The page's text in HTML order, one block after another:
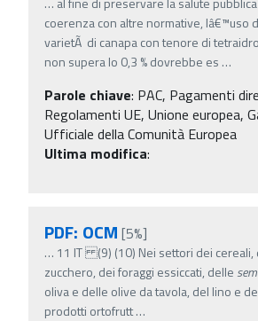
coerenza con altre normative, lâ€™uso
varietÃ di canapa con tenore di
non supera lo 0,3 % dovrebbe es …
Parole chiave: PAC, Pagamenti
Regolamenti UE, Unione europea,
Ufficiale della Comunità Europea
Ultima modifica:
PDF: OCM [5%]
… 11 IT (9) (10) Nei settori dei cereali,
zucchero, dei foraggi essiccati, delle
oliva e delle olive da tavola, del lino e
prodotti ortofrutt…